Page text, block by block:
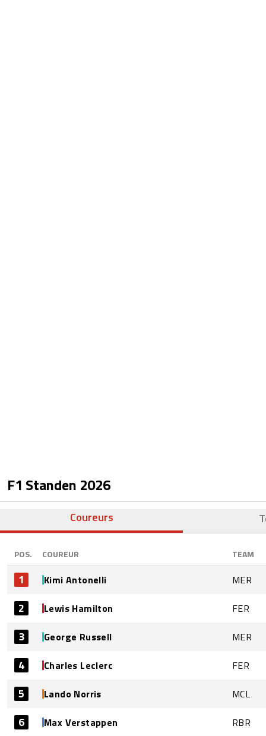
F1 Standen 2026
Coureurs
POS. COUREUR TEAM
1 Kimi Antonelli MER
2 Lewis Hamilton FER
3 George Russell MER
4 Charles Leclerc FER
5 Lando Norris MCL
6 Max Verstappen RBR